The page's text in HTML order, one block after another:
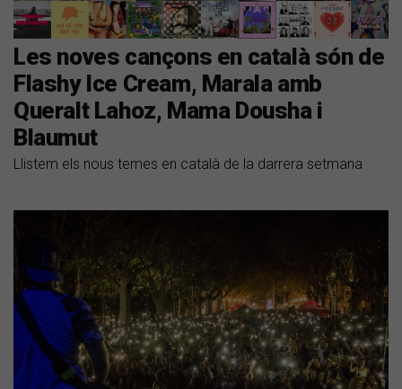
Les noves cançons en català són de
Flashy Ice Cream, Marala amb
Queralt Lahoz, Mama Dousha i
Blaumut
Llistem els nous temes en català de la darrera setmana